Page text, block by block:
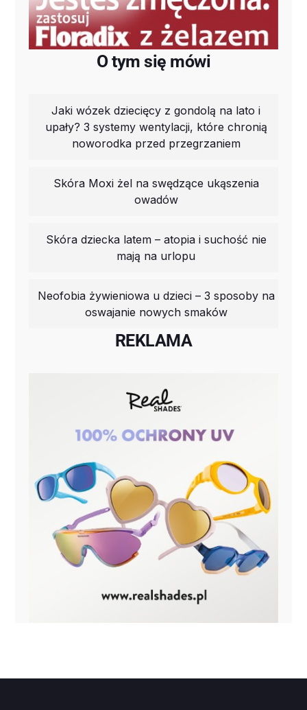
O tym się mówi
Jaki wózek dziecięcy z gondolą na lato i
upały? 3 systemy wentylacji, które chronią
noworodka przed przegrzaniem
Skóra Moxi żel na swędzące ukąszenia
owadów
Skóra dziecka latem – atopia i suchość nie
mają na urlopu
Neofobia żywieniowa u dzieci – 3 sposoby na
oswajanie nowych smaków
REKLAMA